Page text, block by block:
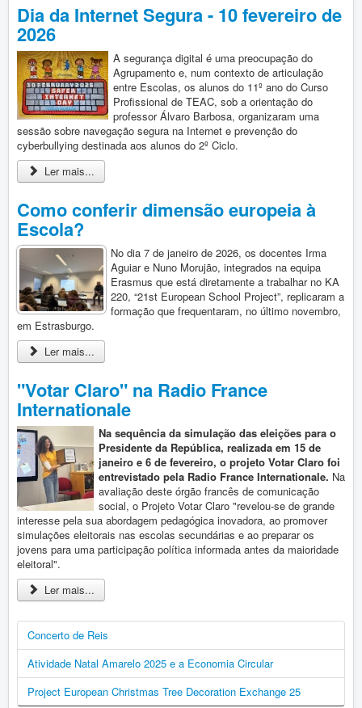
Dia da Internet Segura - 10 fevereiro de
2026
A segurança digital é uma preocupação do
Agrupamento e, num contexto de articulação
entre Escolas, os alunos do 11º ano do Curso
Profissional de TEAC, sob a orientação do
professor Álvaro Barbosa, organizaram uma
sessão sobre navegação segura na Internet e prevenção do
cyberbullying destinada aos alunos do 2º Ciclo.
Ler mais...
Como conferir dimensão europeia à
Escola?
No dia 7 de janeiro de 2026, os docentes Irma
Aguiar e Nuno Morujão, integrados na equipa
Erasmus que está diretamente a trabalhar no KA
220, “21st European School Project”, replicaram a
formação que frequentaram, no último novembro,
em Estrasburgo.
Ler mais...
"Votar Claro" na Radio France
Internationale
Na sequência da simulação das eleições para o
Presidente da República, realizada em 15 de
janeiro e 6 de fevereiro, o projeto Votar Claro foi
entrevistado pela Radio France Internationale. Na
avaliação deste órgão francês de comunicação
social, o Projeto Votar Claro "revelou-se de grande
interesse pela sua abordagem pedagógica inovadora, ao promover
simulações eleitorais nas escolas secundárias e ao preparar os
jovens para uma participação política informada antes da maioridade
eleitoral".
Ler mais...
Concerto de Reis
Atividade Natal Amarelo 2025 e a Economia Circular
Project European Christmas Tree Decoration Exchange 25